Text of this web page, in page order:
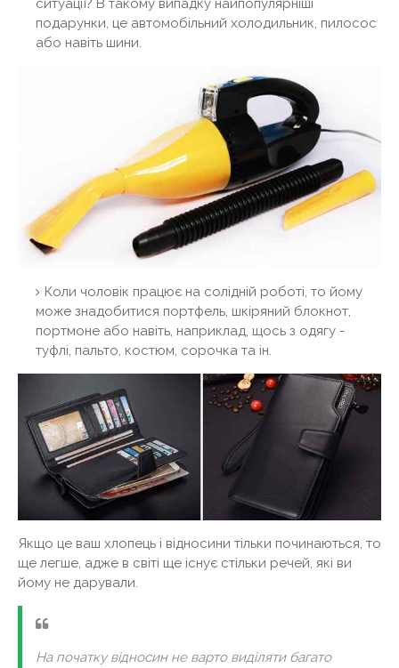
ситуації? В такому випадку найпопулярніші
подарунки, це автомобільний холодильник, пилосос
або навіть шини.
Коли чоловік працює на солідній роботі, то йому
може знадобитися портфель, шкіряний блокнот,
портмоне або навіть, наприклад, щось з одягу -
туфлі, пальто, костюм, сорочка та ін.
Якщо це ваш хлопець і відносини тільки починаються, то
ще легше, адже в світі ще існує стільки речей, які ви
йому не дарували.
На початку відносин не варто виділяти багато